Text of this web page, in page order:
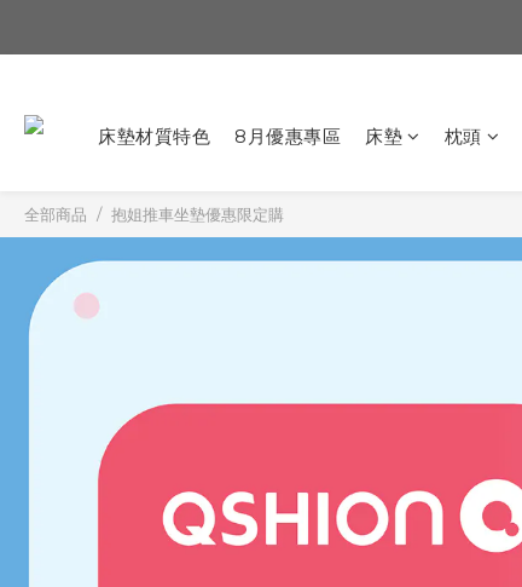
床墊材質特色 8月優惠專區 床墊 枕頭
全部商品 抱姐推車坐墊優惠限定購